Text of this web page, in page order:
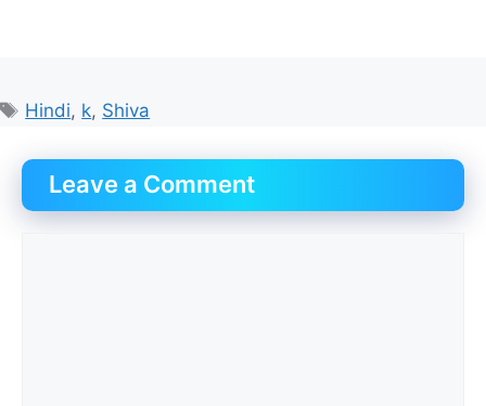
Tags
Hindi, k, Shiva
Leave a Comment